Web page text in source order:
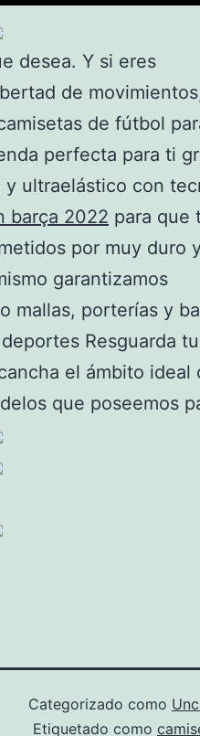
desea. Y si eres
de
de fútbol
perfecta para ti
ultraelástico con
barça 2022 para que
por muy duro
garantizamos
mallas, porterías y
Resguarda
el ámbito ideal
que poseemos
Categorizado como
Etiquetado como